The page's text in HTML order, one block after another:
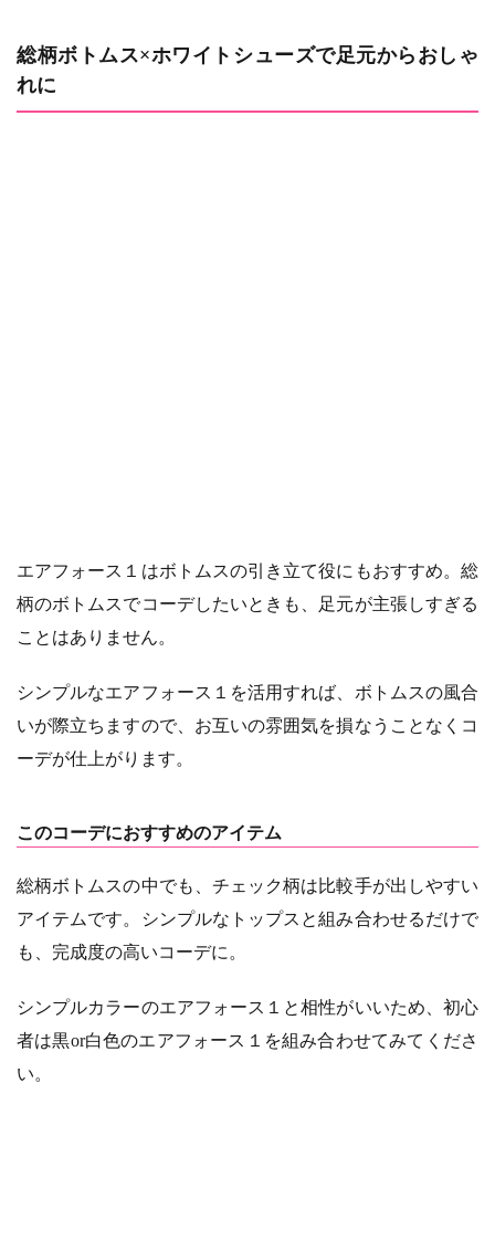
総柄ボトムス×ホワイトシューズで足元からおしゃ
れに
エアフォース１はボトムスの引き立て役にもおすすめ。総
柄のボトムスでコーデしたいときも、足元が主張しすぎる
ことはありません。
シンプルなエアフォース１を活用すれば、ボトムスの風合
いが際立ちますので、お互いの雰囲気を損なうことなくコ
ーデが仕上がります。
このコーデにおすすめのアイテム
総柄ボトムスの中でも、チェック柄は比較手が出しやすい
アイテムです。シンプルなトップスと組み合わせるだけで
も、完成度の高いコーデに。
シンプルカラーのエアフォース１と相性がいいため、初心
者は黒or白色のエアフォース１を組み合わせてみてくださ
い。